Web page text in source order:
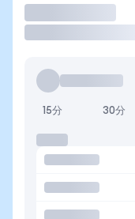
15分 30分